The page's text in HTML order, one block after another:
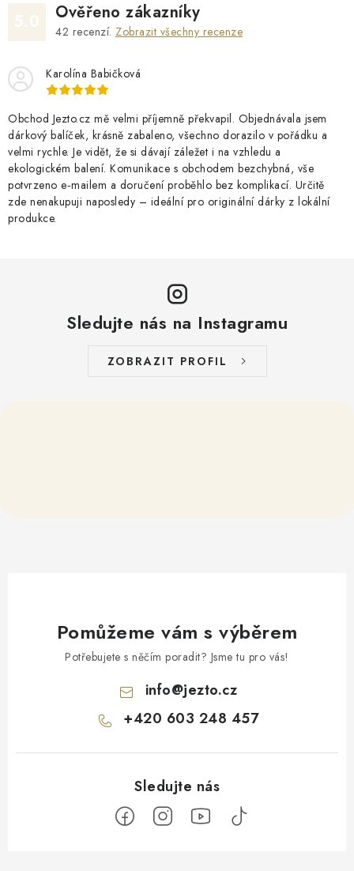
v
ý
p
i
s
u
Ověřeno zákazníky
42 recenzí. Zobrazit všechny recenze
Karolína Babičková
Obchod Jezto.cz mě velmi příjemně překvapil. Objednávala jsem
dárkový balíček, krásně zabaleno, všechno dorazilo v pořádku a
velmi rychle. Je vidět, že si dávají záležet i na vzhledu a
ekologickém balení. Komunikace s obchodem bezchybná, vše
potvrzeno e‑mailem a doručení proběhlo bez komplikací. Určitě
zde nenakupuji naposledy – ideální pro originální dárky z lokální
produkce.
Sledujte nás na Instagramu
ZOBRAZIT PROFIL
Pomůžeme vám s výběrem
Potřebujete s něčím poradit? Jsme tu pro vás!
info@jezto.cz
+420 603 248 457